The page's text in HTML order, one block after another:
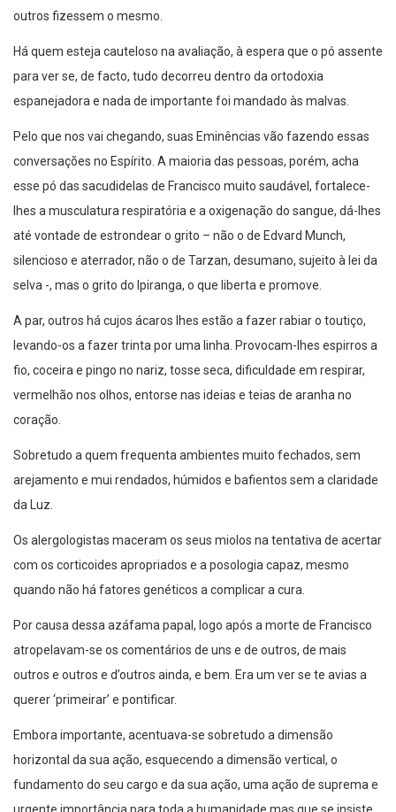
outros fizessem o mesmo.
Há quem esteja cauteloso na avaliação, à espera que o pó assente
para ver se, de facto, tudo decorreu dentro da ortodoxia
espanejadora e nada de importante foi mandado às malvas.
Pelo que nos vai chegando, suas Eminências vão fazendo essas
conversações no Espírito. A maioria das pessoas, porém, acha
esse pó das sacudidelas de Francisco muito saudável, fortalece-
lhes a musculatura respiratória e a oxigenação do sangue, dá-lhes
até vontade de estrondear o grito – não o de Edvard Munch,
silencioso e aterrador, não o de Tarzan, desumano, sujeito à lei da
selva -, mas o grito do Ipiranga, o que liberta e promove.
A par, outros há cujos ácaros lhes estão a fazer rabiar o toutiço,
levando-os a fazer trinta por uma linha. Provocam-lhes espirros a
fio, coceira e pingo no nariz, tosse seca, dificuldade em respirar,
vermelhão nos olhos, entorse nas ideias e teias de aranha no
coração.
Sobretudo a quem frequenta ambientes muito fechados, sem
arejamento e mui rendados, húmidos e bafientos sem a claridade
da Luz.
Os alergologistas maceram os seus miolos na tentativa de acertar
com os corticoides apropriados e a posologia capaz, mesmo
quando não há fatores genéticos a complicar a cura.
Por causa dessa azáfama papal, logo após a morte de Francisco
atropelavam-se os comentários de uns e de outros, de mais
outros e outros e d’outros ainda, e bem. Era um ver se te avias a
querer ‘primeirar’ e pontificar.
Embora importante, acentuava-se sobretudo a dimensão
horizontal da sua ação, esquecendo a dimensão vertical, o
fundamento do seu cargo e da sua ação, uma ação de suprema e